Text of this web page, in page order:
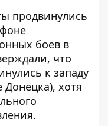
продвинулись
боев в
что
к западу
Донецка), хотя